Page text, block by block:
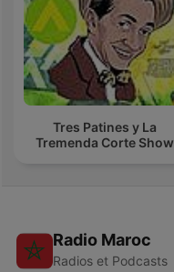
Tres Patines y La
Tremenda Corte Show
Radio Maroc
Radios et Podcasts